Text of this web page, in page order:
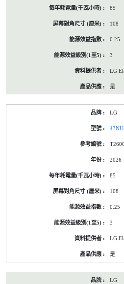
85
108
0.25
3
LG
是
LG
2026
85
108
0.25
3
LG
是
LG